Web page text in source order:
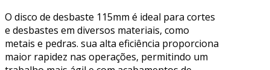
O disco de desbaste 115mm é ideal para cortes
e desbastes em diversos materiais, como
metais e pedras. sua alta eficiência proporciona
maior rapidez nas operações, permitindo um